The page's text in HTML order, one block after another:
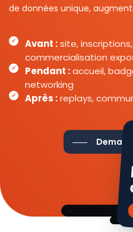
de données unique,
Avant :site,
commercialisation
Pendant :accueil,
networking
Après :replays,